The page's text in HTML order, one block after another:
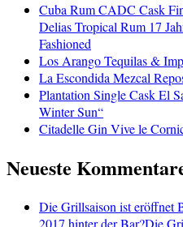
Cuba Rum CADC Cask
Delias Tropical Rum 17
Fashioned
Los Arango Tequilas &
La Escondida Mezcal
Plantation Single Cask El
Winter Sun“
Citadelle Gin Vive le
Neueste
Die Grillsaison ist eröffnet
2017 hinter der Bar?Die